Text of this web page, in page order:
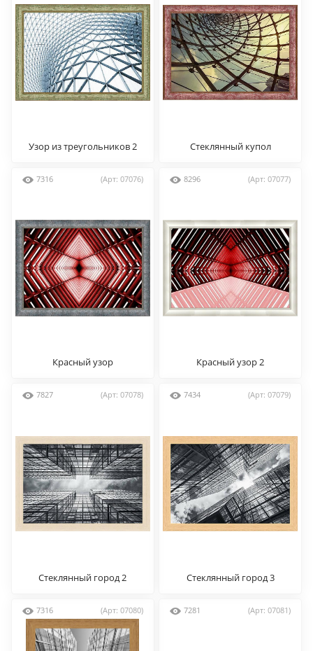
Узор из треугольников 2 Стеклянный купол
7316 (Арт: 07076)
Красный узор
8296 (Арт: 07077)
Красный узор 2
7827 (Арт: 07078)
Стеклянный город 2
7434 (Арт: 07079)
Стеклянный город 3
7316 (Арт: 07080) 7281 (Арт: 07081)